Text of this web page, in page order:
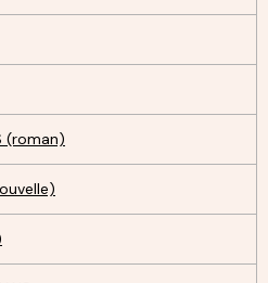
(roman)